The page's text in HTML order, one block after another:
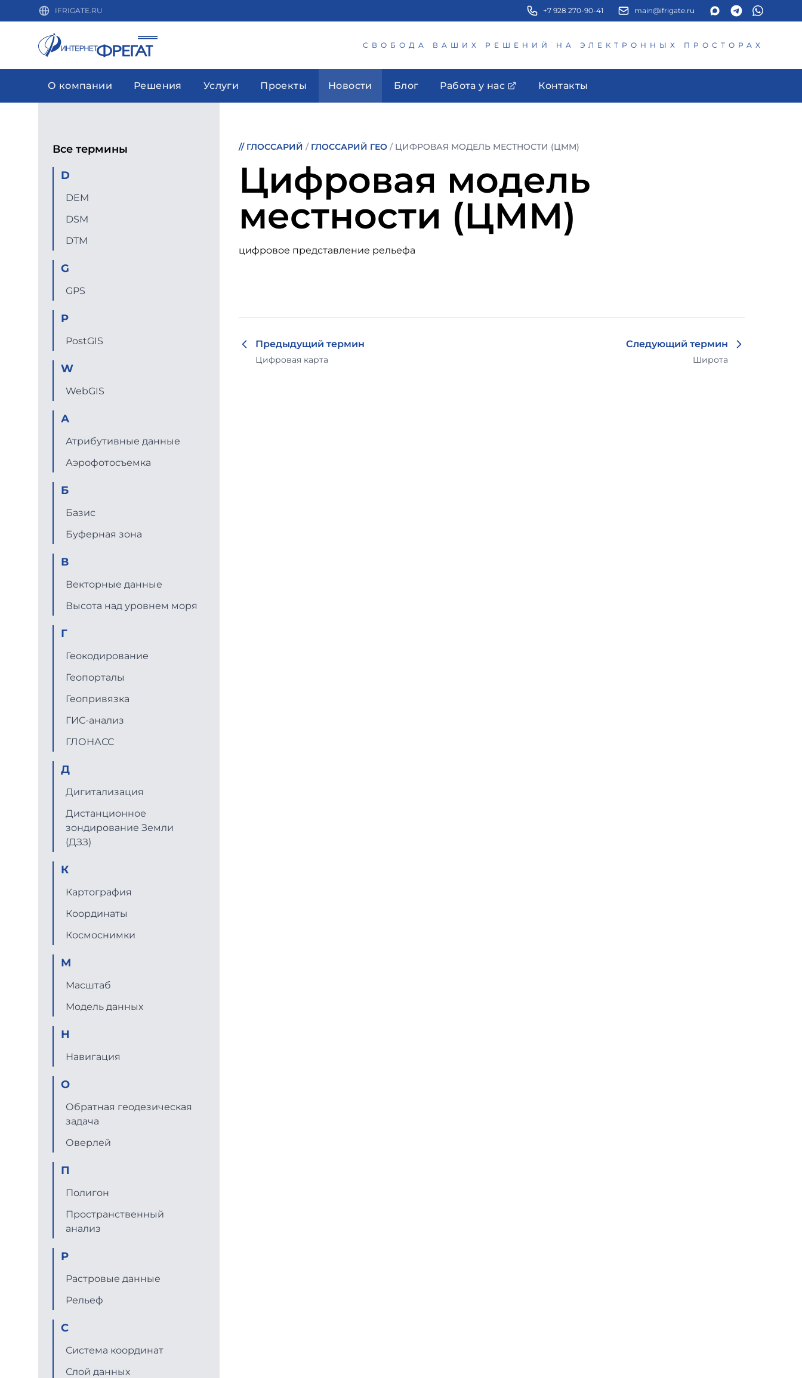
IFRIGATE.RU +7 928 270-90-41 main@ifrigate.ru
СВОБОДА ВАШИХ РЕШЕНИЙ НА ЭЛЕКТРОННЫХ ПРОСТОРАХ
О компании Решения Услуги Проекты Новости Блог Работа у нас Контакты
Все термины
D
DEM
DSM
DTM
G
GPS
P
PostGIS
W
WebGIS
А
Атрибутивные данные
Аэрофотосъемка
Б
Базис
Буферная зона
В
Векторные данные
Высота над уровнем моря
Г
Геокодирование
Геопорталы
Геопривязка
ГИС-анализ
ГЛОНАСС
Д
Дигитализация
Дистанционное
зондирование Земли
(ДЗЗ)
К
Картография
Координаты
Космоснимки
М
Масштаб
Модель данных
Н
Навигация
О
Обратная геодезическая
задача
Оверлей
П
Полигон
Пространственный
анализ
Р
Растровые данные
Рельеф
С
Система координат
Слой данных
// ГЛОССАРИЙ / ГЛОССАРИЙ ГЕО / ЦИФРОВАЯ МОДЕЛЬ МЕСТНОСТИ (ЦММ)
Цифровая модель
местности (ЦММ)
цифровое представление рельефа
Предыдущий термин
Цифровая карта
Следующий термин
Широта